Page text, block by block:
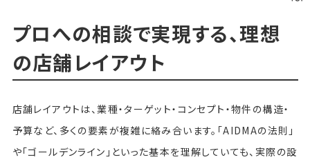
プロへの相談で実現する、理想
の店舗レイアウト
店舗レイアウトは、業種・ターゲット・コンセプト・物件の構造・
予算など、多くの要素が複雑に絡み合います。「AIDMAの法則」
や「ゴールデンライン」といった基本を理解していても、実際の設